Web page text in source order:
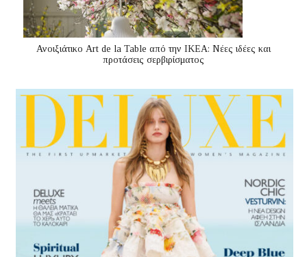
Ανοιξιάτικο Art de la Table από την ΙΚΕΑ: Νέες ιδέες και
προτάσεις σερβιρίσματος